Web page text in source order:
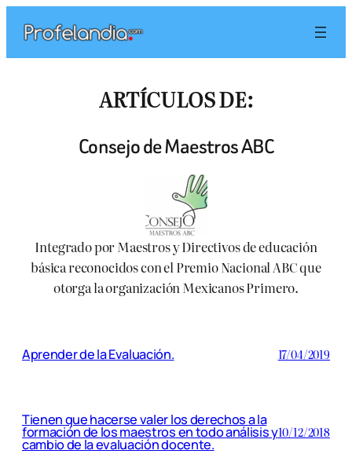
contenido
ARTÍCULOS DE:
Consejo de Maestros ABC
Integrado por Maestros y Directivos de educación
básica reconocidos con el Premio Nacional ABC que
otorga la organización Mexicanos Primero.
Aprender de la Evaluación. 17/04/2019
Tienen que hacerse valer los derechos a la
formación de los maestros en todo análisis y
cambio de la evaluación docente.
10/12/2018